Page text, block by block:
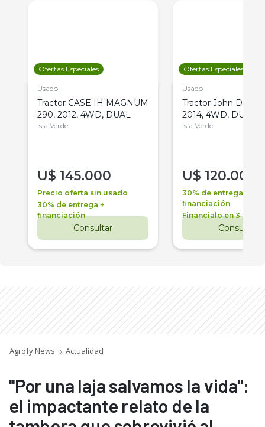
Ofertas Especiales
Usado
Tractor CASE IH MAGNUM
290, 2012, 4WD, DUAL
Isla Verde
U$ 145.000
Precio oferta sin usado
30% de entrega +
financiación
Consultar
Ofertas Especiales
Usado
Tractor John Deere
2014, 4WD, DUAL
Isla Verde
U$ 120.000
30% de entrega +
financiación
Financialo en 3 años
Consultar
Agrofy News Actualidad
"Por una laja salvamos la vida":
el impactante relato de la